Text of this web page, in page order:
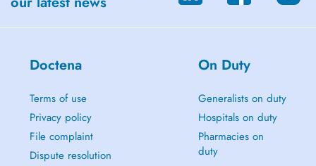
Doctena
Terms of use
Privacy policy
File complaint
Dispute resolution
On Duty
Generalists on duty
Hospitals on duty
Pharmacies on
duty